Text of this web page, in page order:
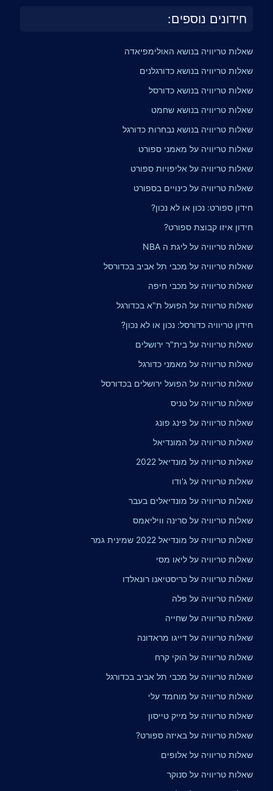
חידונים נוספים:
שאלות טריוויה בנושא האולימפיאדה
שאלות טריוויה בנושא כדורגלנים
שאלות טריוויה בנושא כדורסל
שאלות טריוויה בנושא שחמט
שאלות טריוויה בנושא נבחרות כדורגל
שאלות טריוויה על מאמני ספורט
שאלות טריוויה על אליפויות ספורט
שאלות טריוויה על כינויים בספורט
חידון ספורט: נכון או לא נכון?
חידון איזו קבוצת ספורט?
שאלות טריוויה על ליגת ה NBA
שאלות טריוויה על מכבי תל אביב בכדורסל
שאלות טריוויה על מכבי חיפה
שאלות טריוויה על הפועל ת"א בכדורגל
חידון טריוויה כדורסל: נכון או לא נכון?
שאלות טריוויה על בית"ר ירושלים
שאלות טריוויה על מאמני כדורגל
שאלות טריוויה על הפועל ירושלים בכדורסל
שאלות טריוויה על טניס
שאלות טריוויה על פינג פונג
שאלות טריוויה על המונדיאל
שאלות טריוויה על מונדיאל 2022
שאלות טריוויה על ג'ודו
שאלות טריוויה על מונדיאלים בעבר
שאלות טריוויה על סרינה וויליאמס
שאלות טריוויה על מונדיאל 2022 שמינית גמר
שאלות טריוויה על ליאו מסי
שאלות טריוויה על כריסטיאנו רונאלדו
שאלות טריוויה על פלה
שאלות טריוויה על שחייה
שאלות טריוויה על דייגו מראדונה
שאלות טריוויה על הוקי קרח
שאלות טריוויה על מכבי תל אביב בכדורגל
שאלות טריוויה על מוחמד עלי
שאלות טריוויה על מייק טייסון
שאלות טריוויה על באיזה ספורט?
שאלות טריוויה על אלופים
שאלות טריוויה על סנוקר